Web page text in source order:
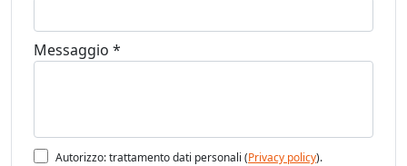
Messaggio *
Autorizzo: trattamento dati personali (Privacy policy).